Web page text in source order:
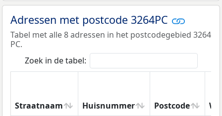
Adressen met postcode 3264PC
Tabel met alle 8 adressen in het postcodegebied 3264
PC.
Zoek in de tabel:
Straatnaam Huisnummer Postcode